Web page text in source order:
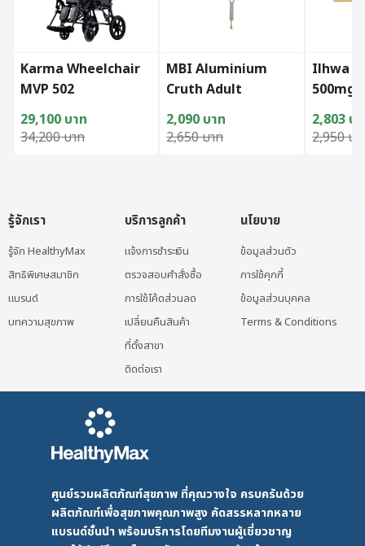
Karma Wheelchair
MVP 502
34,200บาท
Original price was: 34,200 บาท.
29,100 บาท
Current price is: 29,100 บาท.
MBI Aluminium
Cruth Adult
2,650บาท
Original price was: 2,650 บาท.
2,090 บาท
Current price is: 2,090 บาท.
Ilhwa
500mg
2,950บ
Original
2,803 บ
Current
รู้จักเรา
รู้จัก HealthyMax
สิทธิพิเศษสมาชิก
แบรนด์
บทความสุขภาพ
บริการลูกค้า
แจ้งการชำระเงิน
ตรวจสอบคำสั่งซื้อ
การใช้โค้ดส่วนลด
เปลี่ยนคืนสินค้า
ที่ตั้งสาขา
ติดต่อเรา
นโยบาย
ข้อมูลส่วนตัว
การใช้คุกกี้
ข้อมูลส่วนบุคคล
Terms & Conditions
ศูนย์รวมผลิตภัณฑ์สุขภาพ ที่คุณวางใจ ครบครันด้วย
ผลิตภัณฑ์เพื่อสุขภาพคุณภาพสูง คัดสรรหลากหลาย
แบรนด์ชั้นนำ พร้อมบริการโดยทีมงานผู้เชี่ยวชาญ